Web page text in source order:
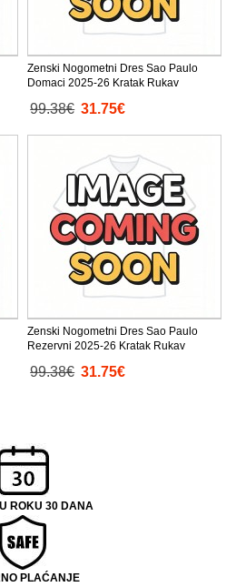
Zenski Nogometni Dres Sao Paulo
Domaci 2025-26 Kratak Rukav
99.38€ 31.75€
Zenski Nogometni Dres Sao Paulo
Rezervni 2025-26 Kratak Rukav
99.38€ 31.75€
ROKU 30 DANA
PLAĆANJE